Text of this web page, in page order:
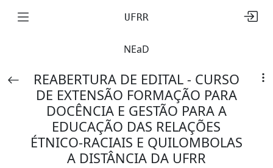
UFRR
NEaD
REABERTURA DE EDITAL - CURSO
DE EXTENSÃO FORMAÇÃO PARA
DOCÊNCIA E GESTÃO PARA A
EDUCAÇÃO DAS RELAÇÕES
ÉTNICO-RACIAIS E QUILOMBOLAS
A DISTÂNCIA DA UFRR